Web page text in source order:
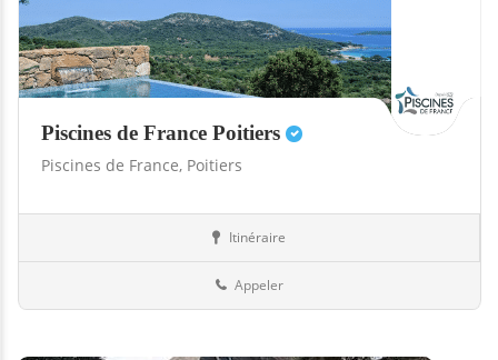
Piscines de France Poitiers
Piscines de France, Poitiers
Itinéraire
Appeler